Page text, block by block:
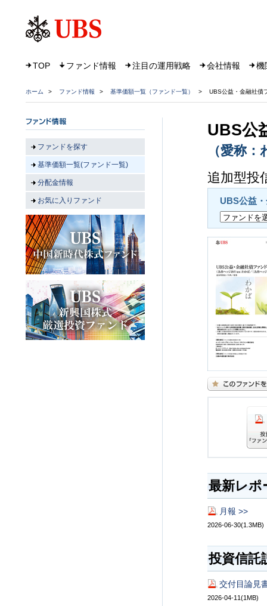
TOP ファンド情報 注目の運用戦略 会社情報 機
ホーム > ファンド情報 > 基準価額一覧（ファンド一覧） > UBS公益・金融社債
UBS公
（愛称
追加型投
UBS公益
最新レポ
月報 >>
2026-06-30(1.3MB)
投資信託
交付目論見
2026-04-11(1MB)
ファンドを探す
基準価額一覧(ファンド一覧)
分配金情報
お気に入りファンド